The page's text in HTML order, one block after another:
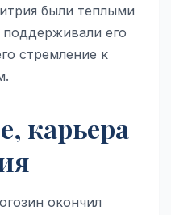
были теплыми
его
стремление к
карьера
окончил